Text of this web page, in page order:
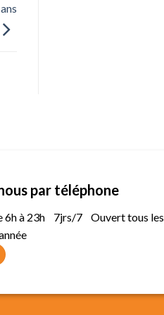
par téléphone
6h à 23h 7jrs/7 Ouvert tous les